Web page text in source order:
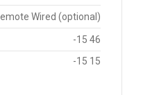
Wired (optional)
-15 46
-15 15